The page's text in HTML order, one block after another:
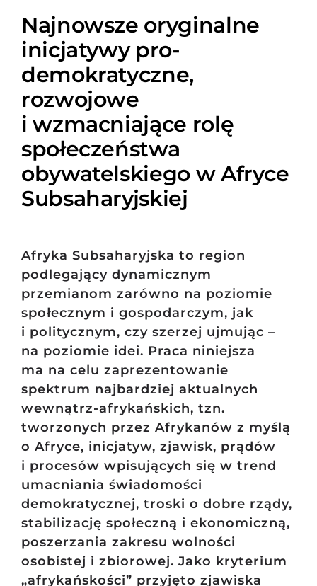
Najnowsze oryginalne
inicjatywy pro-
demokratyczne,
rozwojowe
i wzmacniające rolę
społeczeństwa
obywatelskiego w Afryce
Subsaharyjskiej
Afryka Subsaharyjska to region
podlegający dynamicznym
przemianom zarówno na poziomie
społecznym i gospodarczym, jak
i politycznym, czy szerzej ujmując –
na poziomie idei. Praca niniejsza
ma na celu zaprezentowanie
spektrum najbardziej aktualnych
wewnątrz-afrykańskich, tzn.
tworzonych przez Afrykanów z myślą
o Afryce, inicjatyw, zjawisk, prądów
i procesów wpisujących się w trend
umacniania świadomości
demokratycznej, troski o dobre rządy,
stabilizację społeczną i ekonomiczną,
poszerzania zakresu wolności
osobistej i zbiorowej. Jako kryterium
„afrykańskości” przyjęto zjawiska